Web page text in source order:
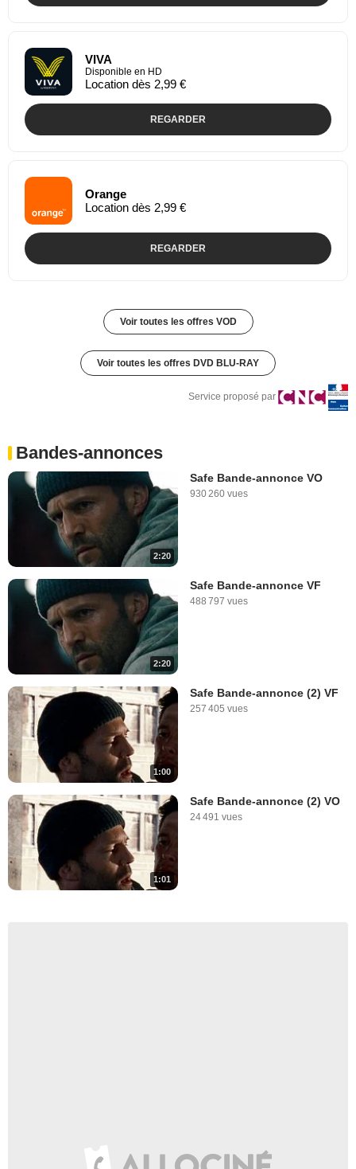
VIVA
Disponible en HD
Location dès 2,99 €
REGARDER
Orange
Location dès 2,99 €
REGARDER
Voir toutes les offres VOD
Voir toutes les offres DVD BLU-RAY
Service proposé par
Bandes-annonces
2:20
Safe Bande-annonce VO
930 260 vues
2:20
Safe Bande-annonce VF
488 797 vues
1:00
Safe Bande-annonce (2) VF
257 405 vues
1:01
Safe Bande-annonce (2) VO
24 491 vues